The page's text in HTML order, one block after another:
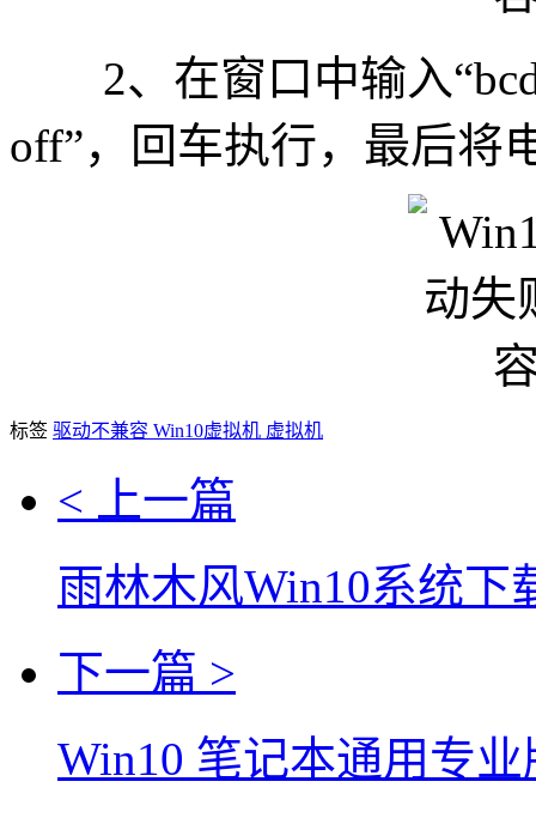
2、在窗口中输入
off”，回车执行，最后将
标签 驱动不兼容 Win10虚拟机 虚拟机
< 上一篇
雨林木风Win10系统下
下一篇 >
Win10 笔记本通用专